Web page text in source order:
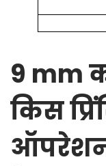
9 mm
किस